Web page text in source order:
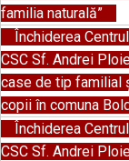
familia naturală”
Închiderea
CSC Sf. Andrei
case de tip familial
copii în comuna
Închiderea
CSC Sf. Andrei